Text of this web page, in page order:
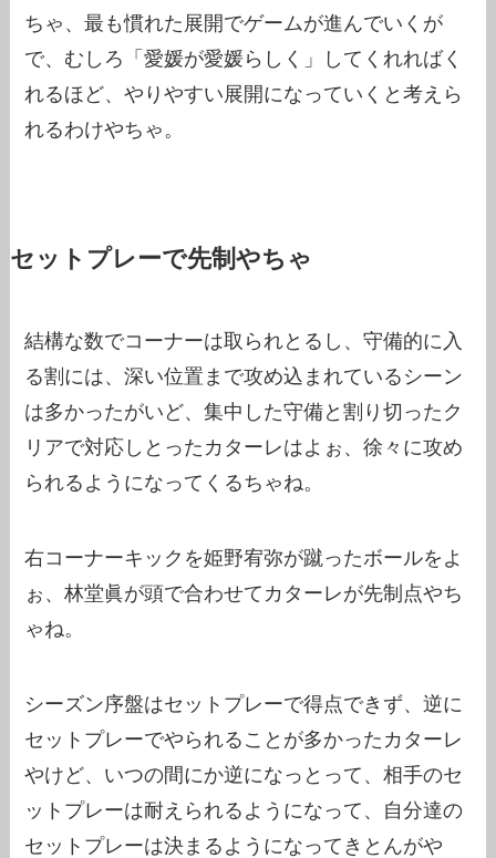
ちゃ、最も慣れた展開でゲームが進んでいくが
で、むしろ「愛媛が愛媛らしく」してくれればく
れるほど、やりやすい展開になっていくと考えら
れるわけやちゃ。
セットプレーで先制やちゃ
結構な数でコーナーは取られとるし、守備的に入
る割には、深い位置まで攻め込まれているシーン
は多かったがいど、集中した守備と割り切ったク
リアで対応しとったカターレはよぉ、徐々に攻め
られるようになってくるちゃね。
右コーナーキックを姫野宥弥が蹴ったボールをよ
ぉ、林堂眞が頭で合わせてカターレが先制点やち
ゃね。
シーズン序盤はセットプレーで得点できず、逆に
セットプレーでやられることが多かったカターレ
やけど、いつの間にか逆になっとって、相手のセ
ットプレーは耐えられるようになって、自分達の
セットプレーは決まるようになってきとんがや